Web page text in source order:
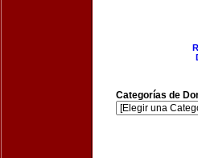
Categorías de